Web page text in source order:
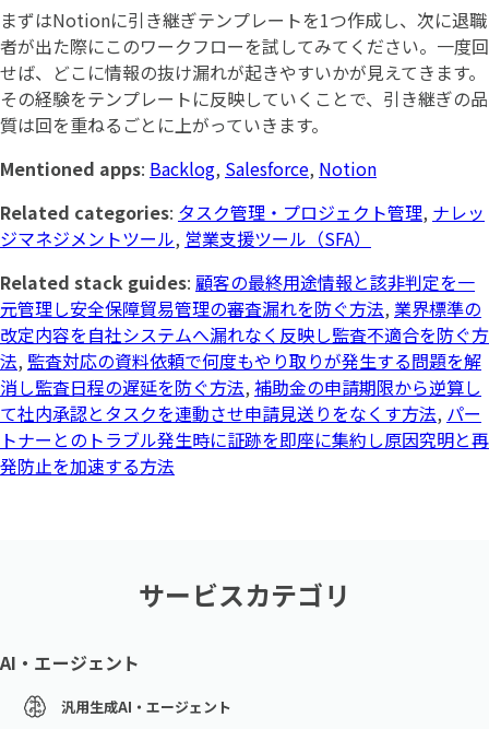
まずはNotionに引き継ぎテンプレートを1つ作成し、次に退職
者が出た際にこのワークフローを試してみてください。一度回
せば、どこに情報の抜け漏れが起きやすいかが見えてきます。
その経験をテンプレートに反映していくことで、引き継ぎの品
質は回を重ねるごとに上がっていきます。
Mentioned apps: Backlog, Salesforce, Notion
Related categories: タスク管理・プロジェクト管理, ナレッ
ジマネジメントツール, 営業支援ツール（SFA）
Related stack guides: 顧客の最終用途情報と該非判定を一
元管理し安全保障貿易管理の審査漏れを防ぐ方法, 業界標準の
改定内容を自社システムへ漏れなく反映し監査不適合を防ぐ方
法, 監査対応の資料依頼で何度もやり取りが発生する問題を解
消し監査日程の遅延を防ぐ方法, 補助金の申請期限から逆算し
て社内承認とタスクを連動させ申請見送りをなくす方法, パー
トナーとのトラブル発生時に証跡を即座に集約し原因究明と再
発防止を加速する方法
サービスカテゴリ
AI・エージェント
汎用生成AI・エージェント